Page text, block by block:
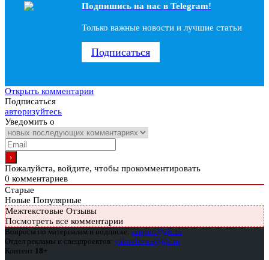
Подпишись на наc в Telegram!
Только важные новости и лучшие статьи
Подписаться
Открыть комментарии
Подписаться
авторизуйтесь
Уведомить о
Пожалуйста, войдите, чтобы прокомментировать
0 комментариев
Старые
Новые Популярные
Межтекстовые Отзывы
Посмотреть все комментарии
Вопросы по материалам и подписке: support@glc.ru
Отдел рекламы и спецпроектов: yakovleva.a@glc.ru
Контент 18+